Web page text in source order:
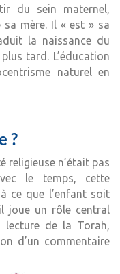
du sein maternel,
sa mère. Il « est » sa
la naissance du
tard. L’éducation
naturel en
?
religieuse n’était pas
le temps, cette
ce que l’enfant soit
joue un rôle central
de la Torah,
d’un commentaire